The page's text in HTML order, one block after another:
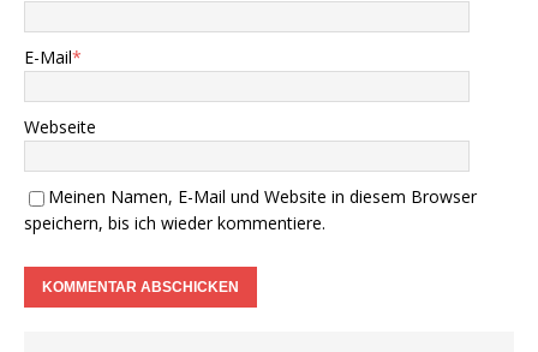
E-Mail*
Webseite
Meinen Namen, E-Mail und Website in diesem Browser
speichern, bis ich wieder kommentiere.